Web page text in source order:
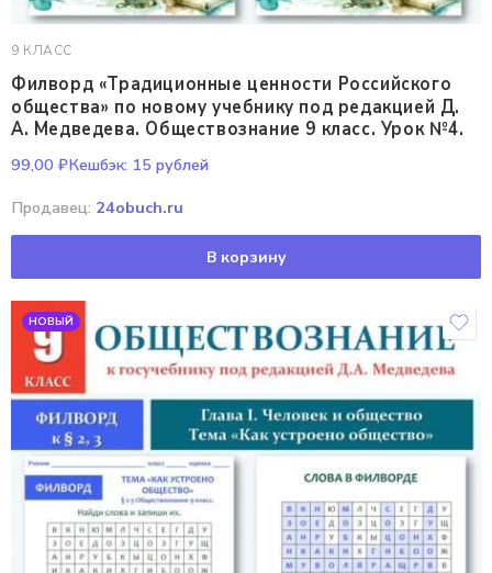
9 КЛАСС
Филворд «Традиционные ценности Российского
общества» по новому учебнику под редакцией Д.
А. Медведева. Обществознание 9 класс. Урок №4.
99,00 ₽Кешбэк: 15 рублей
Продавец: 24obuch.ru
В корзину
НОВЫЙ